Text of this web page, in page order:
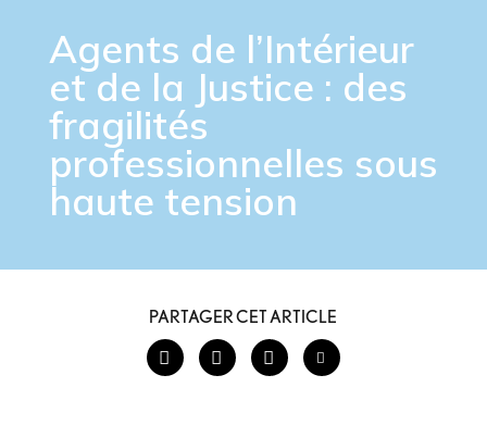
Agents de l’Intérieur
et de la Justice : des
fragilités
professionnelles sous
haute tension
PARTAGER CET ARTICLE